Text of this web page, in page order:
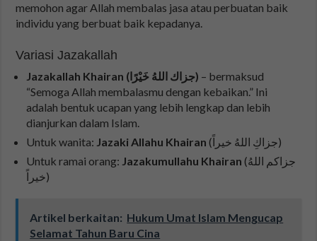
memohon agar Allah membalas jasa atau perbuatan baik
individu yang berbuat baik kepadanya.
Variasi Jazakallah
Jazakallah Khairan (جزاك اللهُ خَيْرًا) – bermaksud
“Semoga Allah membalasmu dengan kebaikan.” Ini
adalah bentuk ucapan yang lebih lengkap dan lebih
dianjurkan dalam Islam.
Untuk wanita: Jazaki Allahu Khairan
(جزاكِ اللهُ خيراً)
Untuk ramai orang: Jazakumullahu Khairan (جزاكم اللهُ
خيراً)
Artikel berkaitan: Hukum Umat Islam Mengucap
Selamat Tahun Baru Cina